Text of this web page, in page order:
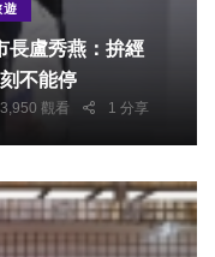
遊
不能停
3,950 觀看 1 分享